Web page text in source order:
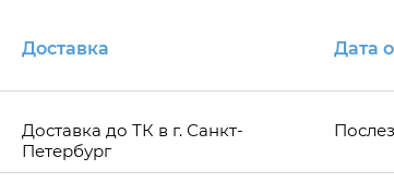
Доставка Дата
Доставка до ТК в г. Санкт-
Петербург